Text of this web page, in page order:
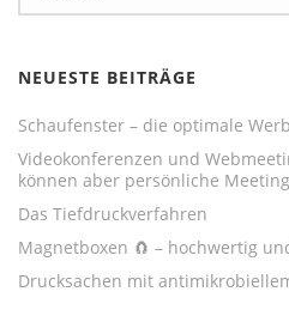
NEUESTE BEITRÄGE
Schaufenster – die optimale
Videokonferenzen und
können aber persönliche
Das Tiefdruckverfahren
Magnetboxen 🧲 – hochwertig
Drucksachen mit